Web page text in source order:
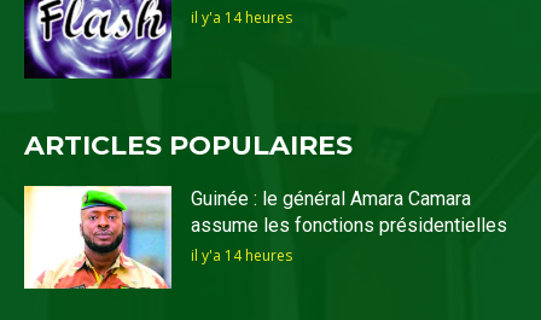
il y'a 14 heures
ARTICLES POPULAIRES
Guinée : le général Amara Camara
assume les fonctions présidentielles
il y'a 14 heures